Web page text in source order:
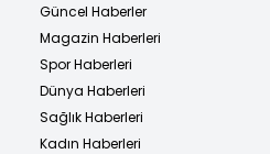
Güncel Haberler
Magazin Haberleri
Spor Haberleri
Dünya Haberleri
Sağlık Haberleri
Kadın Haberleri